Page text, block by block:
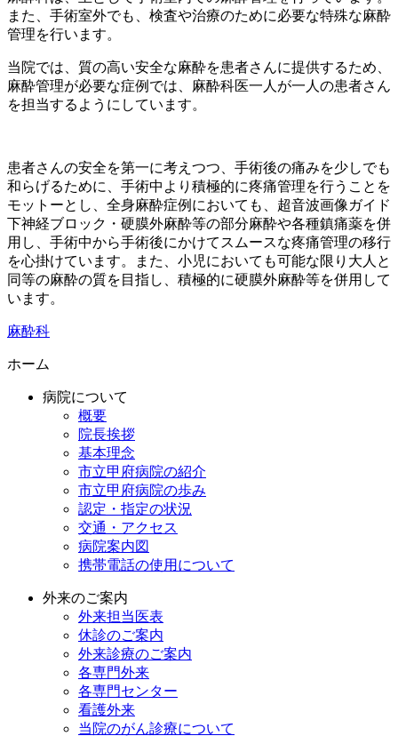
また、手術室外でも、検査や治療のために必要な特殊な麻酔
管理を行います。
当院では、質の高い安全な麻酔を患者さんに提供するため、
麻酔管理が必要な症例では、麻酔科医一人が一人の患者さん
を担当するようにしています。
患者さんの安全を第一に考えつつ、手術後の痛みを少しでも
和らげるために、手術中より積極的に疼痛管理を行うことを
モットーとし、全身麻酔症例においても、超音波画像ガイド
下神経ブロック・硬膜外麻酔等の部分麻酔や各種鎮痛薬を併
用し、手術中から手術後にかけてスムースな疼痛管理の移行
を心掛けています。また、小児においても可能な限り大人と
同等の麻酔の質を目指し、積極的に硬膜外麻酔等を併用して
います。
麻酔科
ホーム
病院について
概要
院長挨拶
基本理念
市立甲府病院の紹介
市立甲府病院の歩み
認定・指定の状況
交通・アクセス
病院案内図
携帯電話の使用について
外来のご案内
外来担当医表
休診のご案内
外来診療のご案内
各専門外来
各専門センター
看護外来
当院のがん診療について